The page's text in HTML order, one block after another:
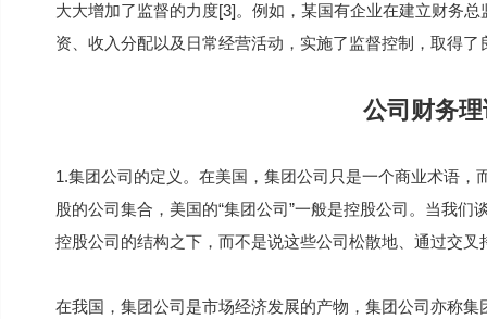
大大增加了监督的力度[3]。例如，某国有企业在建立财务
资、收入分配以及日常经营活动，实施了监督控制，取得了
公司财务
1.集团公司的定义。在美国，集团公司只是一个商业术语
股的公司集合，美国的“集团公司”一般是控股公司。当我
控股公司的结构之下，而不是说这些公司松散地、通过交叉
在我国，集团公司是市场经济发展的产物，集团公司亦称